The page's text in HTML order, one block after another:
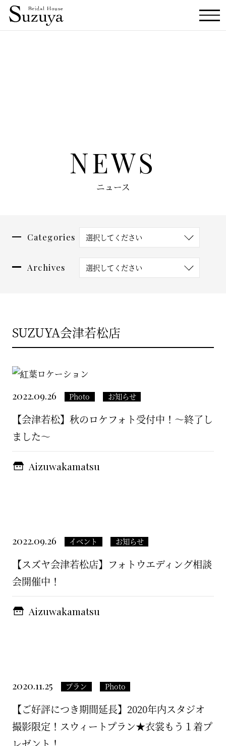
WEDDING PRODUCE
ウエディングプロデュース
スズヤについて
PHOTO WEDDING
フォトウエディング
CONTACT
お問い合わせ
NEWS
ニュース
Categories 選択してください
Archives 選択してください
SUZUYA会津若松店
2022.09.26 Photo お知らせ
【会津若松】秋のロケフォト受付中！〜終了し
ました〜
Aizuwakamatsu
2022.09.26 イベント お知らせ
【スズヤ会津若松店】フォトウエディング相談
会開催中！
Aizuwakamatsu
2020.11.25 プラン Photo
【ご好評につき期間延長】2020年内スタジオ
撮影限定！スウィートプラン★衣裳もう１着プ
レゼント！